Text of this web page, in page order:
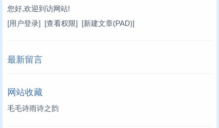
您好,欢迎到访网站!
[用户登录] [查看权限] [新建文章(PAD)]
最新留言
网站收藏
毛毛诗雨诗之韵